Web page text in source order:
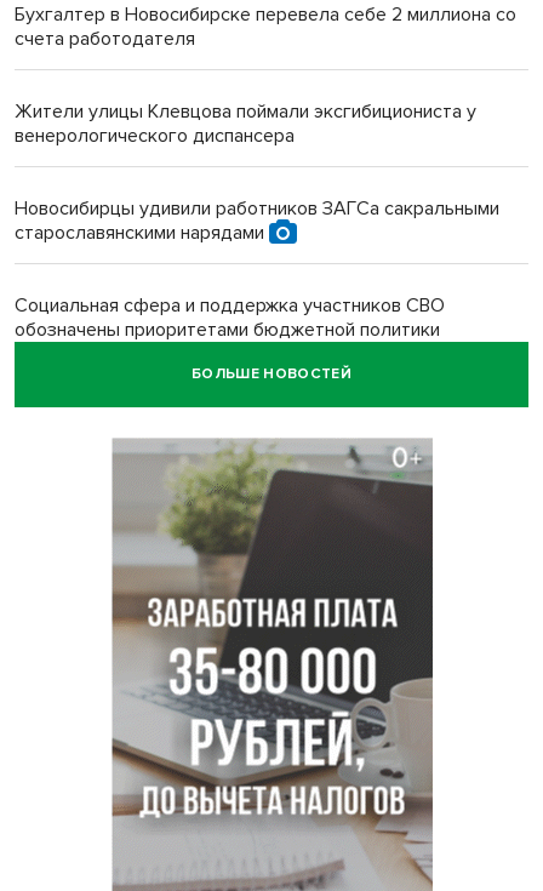
Бухгалтер в Новосибирске перевела себе 2 миллиона со
счета работодателя
Жители улицы Клевцова поймали эксгибициониста у
венерологического диспансера
Новосибирцы удивили работников ЗАГСа сакральными
старославянскими нарядами
Социальная сфера и поддержка участников СВО
обозначены приоритетами бюджетной политики
БОЛЬШЕ НОВОСТЕЙ